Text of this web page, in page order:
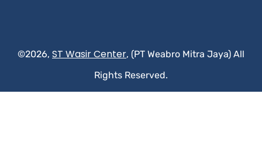
©2026, ST Wasir Center, (PT Weabro Mitra Jaya) All
Rights Reserved.